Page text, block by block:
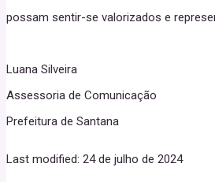
possam sentir-se valorizados e
Luana Silveira
Assessoria de Comunicação
Prefeitura de Santana
Last modified: 24 de julho de 2024